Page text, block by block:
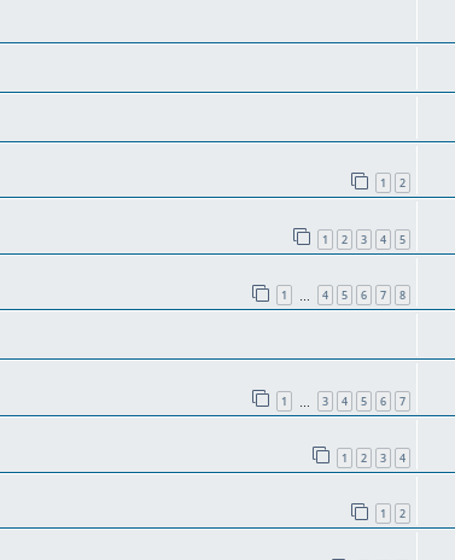
1 2
1 2 3 4 5
1 4 5 6 7 8
1 3 4 5 6 7
1 2 3 4
1 2